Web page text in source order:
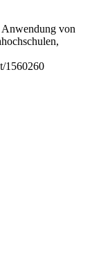
von
1560260